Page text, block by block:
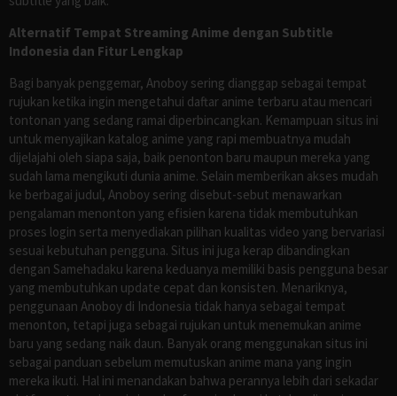
Alternatif Tempat Streaming Anime dengan Subtitle
Indonesia dan Fitur Lengkap
Bagi banyak penggemar, Anoboy sering dianggap sebagai tempat
rujukan ketika ingin mengetahui daftar anime terbaru atau mencari
tontonan yang sedang ramai diperbincangkan. Kemampuan situs ini
untuk menyajikan katalog anime yang rapi membuatnya mudah
dijelajahi oleh siapa saja, baik penonton baru maupun mereka yang
sudah lama mengikuti dunia anime. Selain memberikan akses mudah
ke berbagai judul, Anoboy sering disebut-sebut menawarkan
pengalaman menonton yang efisien karena tidak membutuhkan
proses login serta menyediakan pilihan kualitas video yang bervariasi
sesuai kebutuhan pengguna. Situs ini juga kerap dibandingkan
dengan Samehadaku karena keduanya memiliki basis pengguna besar
yang membutuhkan update cepat dan konsisten. Menariknya,
penggunaan Anoboy di Indonesia tidak hanya sebagai tempat
menonton, tetapi juga sebagai rujukan untuk menemukan anime
baru yang sedang naik daun. Banyak orang menggunakan situs ini
sebagai panduan sebelum memutuskan anime mana yang ingin
mereka ikuti. Hal ini menandakan bahwa perannya lebih dari sekadar